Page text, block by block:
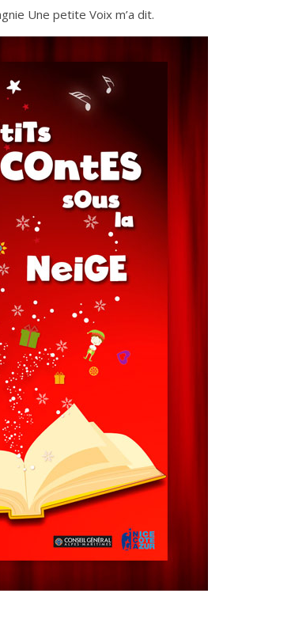
Une petite Voix m’a dit.